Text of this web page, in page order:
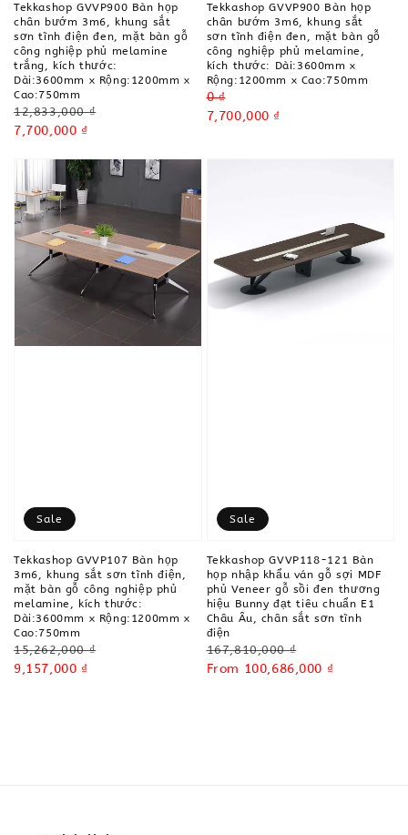
Tekkashop GVVP900 Bàn họp
chân bướm 3m6, khung sắt
sơn tĩnh điện đen, mặt bàn gỗ
công nghiệp phủ melamine
trắng, kích thước:
Dài:3600mm x Rộng:1200mm x
Cao:750mm
Regular
price
12,833,000 ₫
Sale
7,700,000 ₫
Tekkashop GVVP900 Bàn họp
chân bướm 3m6, khung sắt
sơn tĩnh điện đen, mặt bàn gỗ
công nghiệp phủ melamine,
kích thước: Dài:3600mm x
Rộng:1200mm x Cao:750mm
Regular
price
0 ₫
Sale
7,700,000 ₫
Sale
Tekkashop GVVP107 Bàn họp
3m6, khung sắt sơn tĩnh điện,
mặt bàn gỗ công nghiệp phủ
melamine, kích thước:
Dài:3600mm x Rộng:1200mm x
Cao:750mm
Regular
price
15,262,000 ₫
Sale
9,157,000 ₫
Sale
Tekkashop GVVP118-121 Bàn
họp nhập khẩu ván gỗ sợi MDF
phủ Veneer gỗ sồi đen thương
hiệu Bunny đạt tiêu chuẩn E1
Châu Âu, chân sắt sơn tĩnh
điện
Regular
price
167,810,000 ₫
Sale
From 100,686,000 ₫